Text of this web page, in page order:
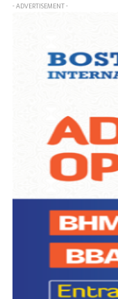
- ADVERTISEMENT -